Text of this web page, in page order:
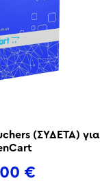
(ΣΥΔΕΤΑ) για
€